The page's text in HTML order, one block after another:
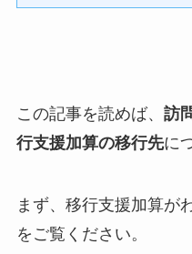
この記事を読めば、 訪
行支援加算の移行先に
まず、移行支援加算が
をご覧ください。